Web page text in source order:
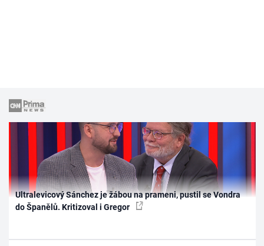
Ultralevicový Sánchez je žábou na prameni, pustil se Vondra
do Španělů. Kritizoval i Gregor